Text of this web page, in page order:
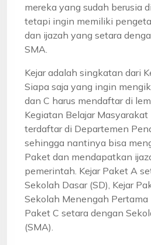
mereka yang sudah berusia
tetapi ingin memiliki
dan ijazah yang setara
SMA.
Kejar adalah singkatan dari
Siapa saja yang ingin
dan C harus mendaftar di
Kegiatan Belajar Masyarakat
terdaftar di Departemen
sehingga nantinya bisa
Paket dan mendapatkan
pemerintah. Kejar Paket A
Sekolah Dasar (SD), Kejar
Sekolah Menengah Pertama
Paket C setara dengan
(SMA).